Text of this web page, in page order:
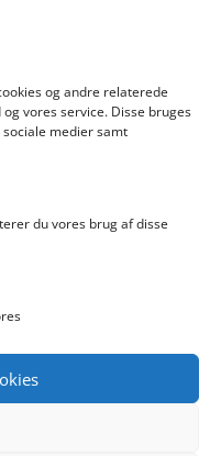
og andre relaterede
vores service. Disse bruges
medier samt
du vores brug af disse
enhjørning